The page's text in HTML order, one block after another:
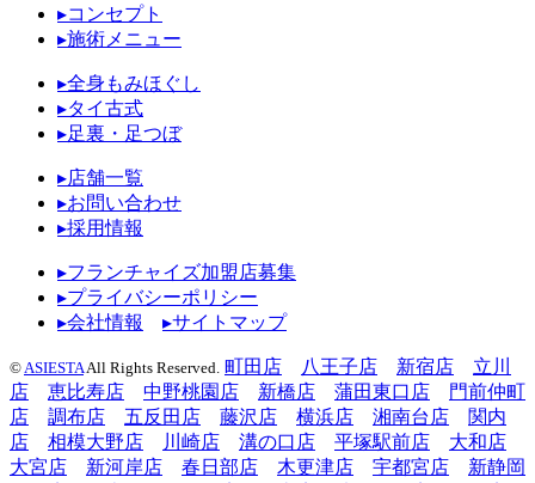
▸コンセプト
▸施術メニュー
▸全身もみほぐし
▸タイ古式
▸足裏・足つぼ
▸店舗一覧
▸お問い合わせ
▸採用情報
▸フランチャイズ加盟店募集
▸プライバシーポリシー
▸会社情報
▸サイトマップ
© ASIESTA All Rights Reserved. 町田店 八王子店 新宿店
立川
店
恵比寿店 中野桃園店 新橋店 蒲田東口店
門前仲町
店
調布店 五反田店 藤沢店 横浜店 湘南台店
関内
店
相模大野店 川崎店 溝の口店 平塚駅前店
大和店
大宮店
新河岸店 春日部店 木更津店 宇都宮店
新静岡